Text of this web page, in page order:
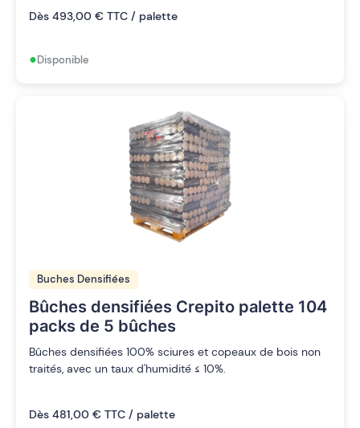
Dès 493,00 € TTC / palette
•Disponible
Buches Densifiées
Bûches densifiées Crepito palette 104
packs de 5 bûches
Bûches densifiées 100% sciures et copeaux de bois non
traités, avec un taux d'humidité ≤ 10%.
Dès 481,00 € TTC / palette